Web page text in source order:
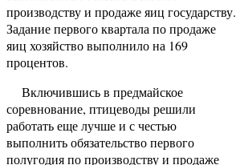
производству и продаже яиц государству.
Задание первого квартала по продаже
яиц хозяйство выполнило на 169
процентов.
Включившись в предмайское
соревнование, птицеводы решили
работать еще лучше и с честью
выполнить обязательство первого
полугодия по производству и продаже